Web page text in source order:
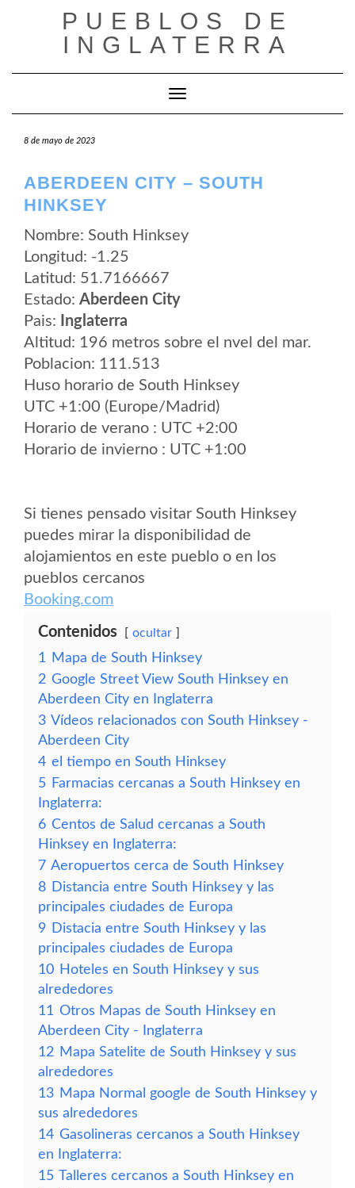
PUEBLOS DE
INGLATERRA
Cambiar modo de navegación
8 de mayo de 2023
ABERDEEN CITY – SOUTH
HINKSEY
Nombre: South Hinksey
Longitud: -1.25
Latitud: 51.7166667
Estado: Aberdeen City
Pais:
Inglaterra
Altitud: 196 metros sobre el nvel del mar.
Poblacion: 111.513
Huso horario de South Hinksey
UTC +1:00 (Europe/Madrid)
Horario de verano : UTC +2:00
Horario de invierno : UTC +1:00
Si tienes pensado visitar South Hinksey
puedes mirar la disponibilidad de
alojamientos en este pueblo o en los
pueblos cercanos
Booking.com
Contenidos ocultar
1
Mapa de South Hinksey
2 Google Street View South Hinksey en
Aberdeen City en Inglaterra
3 Vídeos relacionados con South Hinksey -
Aberdeen City
4 el tiempo en South Hinksey
5 Farmacias cercanas a South Hinksey en
Inglaterra:
6 Centos de Salud cercanas a South
Hinksey en Inglaterra:
7 Aeropuertos cerca de South Hinksey
8 Distancia entre South Hinksey y las
principales ciudades de Europa
9 Distacia entre South Hinksey y las
principales ciudades de Europa
10 Hoteles en South Hinksey y sus
alrededores
11 Otros Mapas de South Hinksey en
Aberdeen City - Inglaterra
12 Mapa Satelite de South Hinksey y sus
alrededores
13 Mapa Normal google de South Hinksey y
sus alrededores
14 Gasolineras cercanos a South Hinksey
en Inglaterra:
15 Talleres cercanos a South Hinksey en